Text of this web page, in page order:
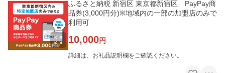
ふるさと納税 新宿区 東京都新宿区 PayPay商
品券(3,000円分)※地域内の一部の加盟店のみで
利用可
10,000円
詳細は、お礼品説明欄をご確認ください。